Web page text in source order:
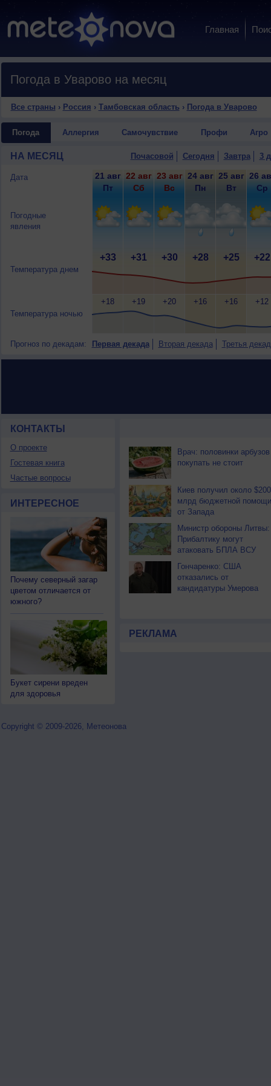
Главная
Погода в Уварово на месяц
Все страны › Россия › Тамбовская область › Погода в Уварово
Погода Аллергия Самочувствие Профи Агро
НА МЕСЯЦ Почасовой Сегодня Завтра 3
Дата
Погодные
явления
Температура днем
Температура ночью
21 авг
Пт
+33
+18
22 авг
Сб
+31
+19
23 авг
Вс
+30
+20
24 авг
Пн
+28
+16
25 авг
Вт
+25
+16
26
Ср
+22
+12
Прогноз по декадам: Первая декада Вторая декада Третья
КОНТАКТЫ
О проекте
Гостевая книга
Частые вопросы
ИНТЕРЕСНОЕ
Почему северный загар
цветом отличается от
южного?
Букет сирени вреден
для здоровья
НОВОСТИ ПАРТНЕРОВ
Врач: половинки арбузов
покупать не стоит
Киев получил около $200
млрд бюджетной помощи
от Запада
Министр обороны Литвы:
Прибалтику могут
атаковать БПЛА ВСУ
Гончаренко: США
отказались от
кандидатуры Умерова
РЕКЛАМА
Copyright © 2009-2026, Метеонова